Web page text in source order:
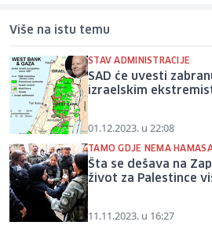
Više na istu temu
STAV ADMINISTRACIJE
SAD će uvesti
izraelskim
01.12.2023. u 22:08
TAMO GDJE NEMA
Šta se dešava na
život za Palestince
11.11.2023. u 16:27